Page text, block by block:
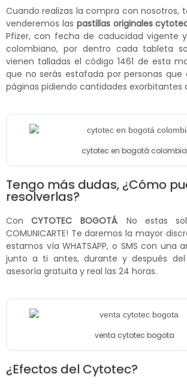
Cuando realizas la compra con nosotros,
venderemos las pastillas originales
Pfizer, con fecha de caducidad vigente
colombiano, por dentro cada tableta
vienen talladas el código 1461 de esta
que no serás estafada por personas que
páginas pidiendo cantidades exorbitantes
cytotec en bogotá colombia
Tengo más dudas, ¿Cómo
resolverlas?
ConCYTOTEC BOGOTÁ. No estas
COMUNICARTE! Te daremos la mayor
estamos vía WHATSAPP, o SMS con una
junto a ti antes, durante y después
asesoría gratuita y real las 24 horas.
venta cytotec bogota
¿Efectos del Cytotec?